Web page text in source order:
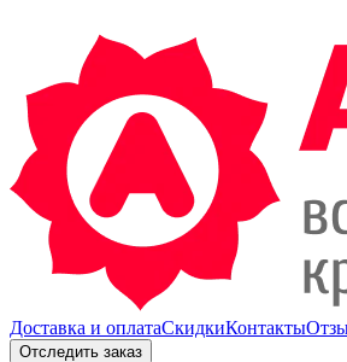
Доставка и оплатаСкидкиКонтакты
Отследить заказ